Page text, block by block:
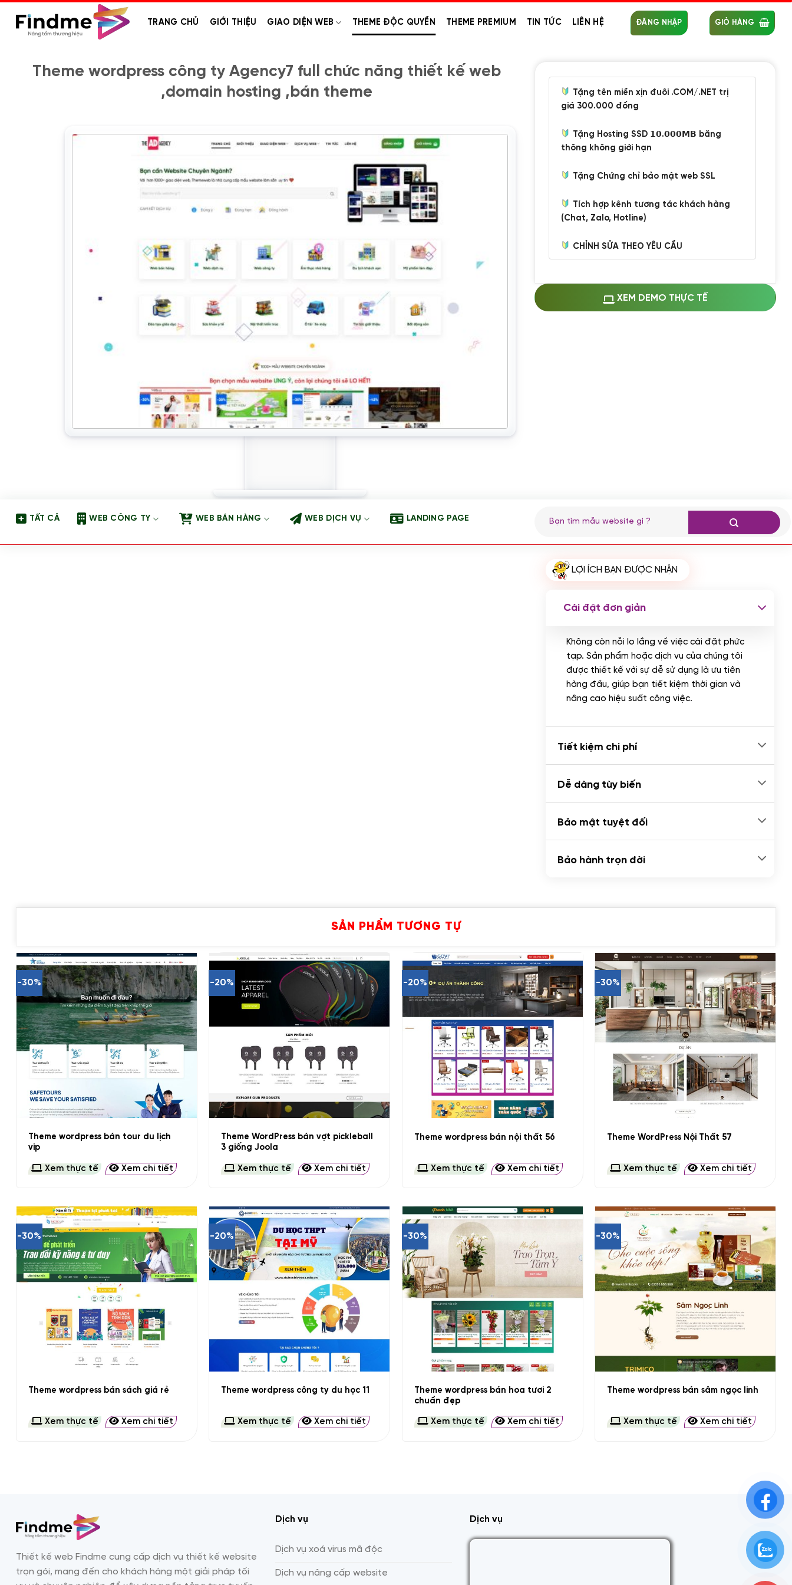
TRANG CHỦ GIỚI THIỆU GIAO DIỆN WEB THEME ĐỘC QUYỀN THEME PREMIUM TIN TỨC LIÊN HỆ ĐĂNG NHẬP GIỎ HÀNG
Theme wordpress công ty Agency7 full chức năng thiết kế web
,domain hosting ,bán theme
Tặng tên miền xịn đuôi .COM/.NET trị
giá 300.000 đồng
Tặng Hosting SSD 𝟭𝟬.𝟬𝟬𝟬𝗠𝗕 băng
thông không giới hạn
Tặng Chứng chỉ bảo mật web SSL
Tích hợp kênh tương tác khách hàng
(Chat, Zalo, Hotline)
CHỈNH SỬA THEO YÊU CẦU
Thay logo + thông tin doanh nghiệp
(+100.000 VND)
(+100.000 VND)
techcombank, Zalopay, QR code...
(+2.000.000 VND)
XEM DEMO THỰC TẾ
TẤT CẢ WEB CÔNG TY WEB BÁN HÀNG WEB DỊCH VỤ LANDING PAGE
kiếm:
LỢI ÍCH BẠN ĐƯỢC NHẬN
Cài đặt đơn giản
Không còn nỗi lo lắng về việc cài đặt phức
tạp. Sản phẩm hoặc dịch vụ của chúng tôi
được thiết kế với sự dễ sử dụng là ưu tiên
hàng đầu, giúp bạn tiết kiệm thời gian và
nâng cao hiệu suất công việc.
Tiết kiệm chi phí
Dễ dàng tùy biến
Bảo mật tuyệt đối
Bảo hành trọn đời
SẢN PHẨM TƯƠNG TỰ
-30%
Theme wordpress bán tour du lịch
vip
Xem thực tế Xem chi tiết
-20%
+
Theme WordPress bán vợt pickleball
3 giống Joola
Xem thực tế Xem chi tiết
-20%
Theme wordpress bán nội thất 56
Xem thực tế Xem chi tiết
-30%
Theme WordPress Nội Thất 57
Xem thực tế Xem chi tiết
-30%
Theme wordpress bán sách giá rẻ
Xem thực tế Xem chi tiết
-20%
Theme wordpress công ty du học 11
Xem thực tế Xem chi tiết
-30%
Theme wordpress bán hoa tươi 2
chuẩn đẹp
Xem thực tế Xem chi tiết
-30%
Theme wordpress bán sâm ngọc linh
Xem thực tế Xem chi tiết
Thiết kế web Findme cung cấp dịch vụ thiết kế website
trọn gói, mang đến cho khách hàng một giải pháp tối
Dịch vụ
Dịch vụ xoá virus mã độc
Dịch vụ nâng cấp website
Dịch vụ